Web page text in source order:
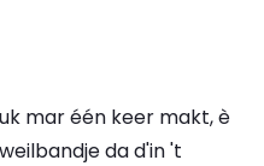
mar één keer makt, è
da d'in 't